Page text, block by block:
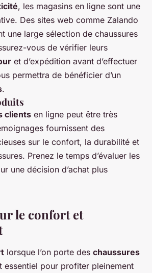
, les magasins en ligne sont une
Des sites web comme Zalando
une large sélection de chaussures
vous de vérifier leurs
et d’expédition avant d’effectuer
permettra de bénéficier d’un
.
clients en ligne peut être très
fournissent des
sur le confort, la durabilité et
Prenez le temps d’évaluer les
une décision d’achat plus
le confort et
lorsque l’on porte des chaussures
essentiel pour profiter pleinement